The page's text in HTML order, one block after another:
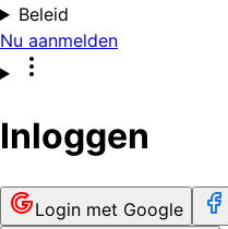
Beleid
Nu aanmelden
Inloggen
Login met Google